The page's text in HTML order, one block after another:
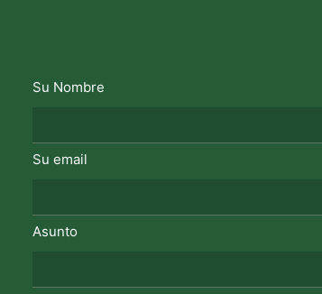
Su Nombre
Su email
Asunto